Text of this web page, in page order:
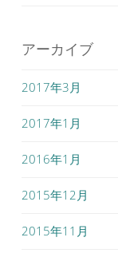
アーカイブ
2017年3月
2017年1月
2016年1月
2015年12月
2015年11月